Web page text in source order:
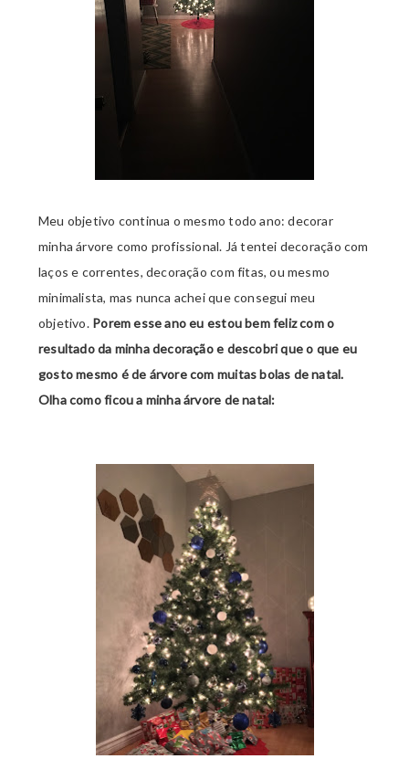
Meu objetivo continua o mesmo todo ano: decorar
minha árvore como profissional. Já tentei decoração com
laços e correntes, decoração com fitas, ou mesmo
minimalista, mas nunca achei que consegui meu
objetivo. Porem esse ano eu estou bem feliz com o
resultado da minha decoração e descobri que o que eu
gosto mesmo é de árvore com muitas bolas de natal.
Olha como ficou a minha árvore de natal: